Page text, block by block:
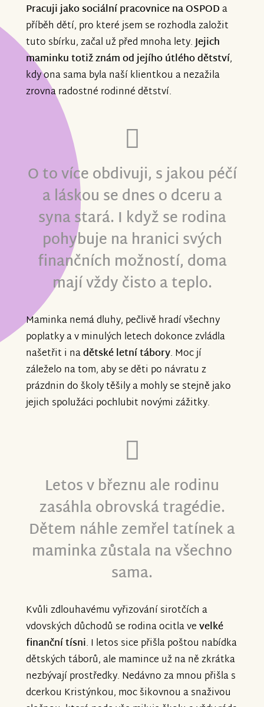
Pracuji jako sociální pracovnice na OSPODa
příběh dětí, pro které jsem se rozhodla založit
tuto sbírku, začal už před mnoha lety.Jejich
maminku totiž znám od jejího útlého dětství,
kdy ona sama byla naší klientkou a nezažila
zrovna radostné rodinné dětství.
O to více obdivuji, s jakou péčí
a láskou se dnes o dceru a
syna stará. I když se rodina
pohybuje na hranici svých
finančních možností, doma
mají vždy čisto a teplo.
Maminka nemá dluhy, pečlivě hradí všechny
poplatky a v minulých letech dokonce zvládla
našetřit i nadětské letní tábory. Moc jí
záleželo na tom, aby se děti po návratu z
prázdnin do školy těšily a mohly se stejně jako
jejich spolužáci pochlubit novými zážitky.
Letos v březnu ale rodinu
zasáhla obrovská tragédie.
Dětem náhle zemřel tatínek a
maminka zůstala na všechno
sama.
Kvůli zdlouhavému vyřizování sirotčích a
vdovských důchodů se rodina ocitla vevelké
finanční tísni. I letos sice přišla poštou nabídka
dětských táborů, ale mamince už na ně zkrátka
nezbývají prostředky. Nedávno za mnou přišla s
dcerkou Kristýnkou, moc šikovnou a snaživou